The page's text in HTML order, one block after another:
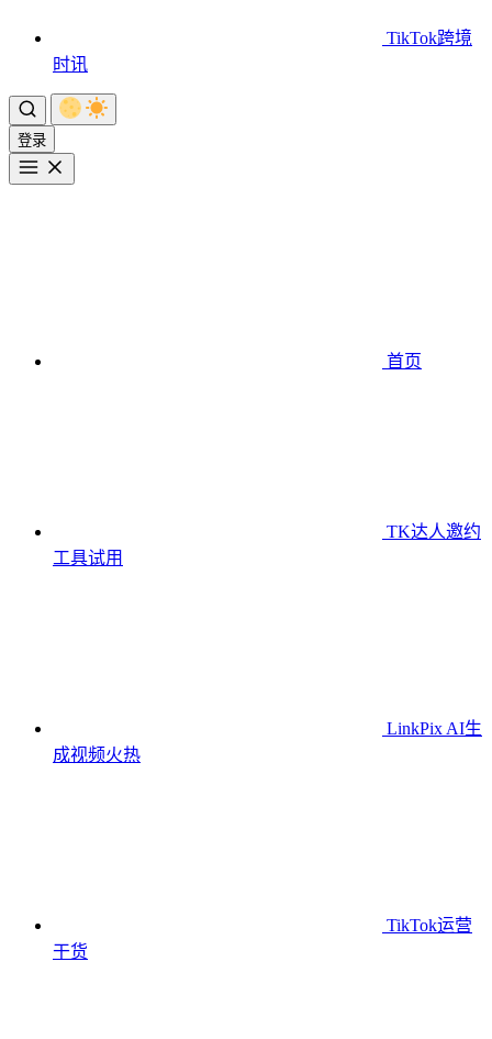
TikTok跨境
时讯
登录
首页
TK达人邀约
工具试用
LinkPix AI生
成视频火热
TikTok运营
干货